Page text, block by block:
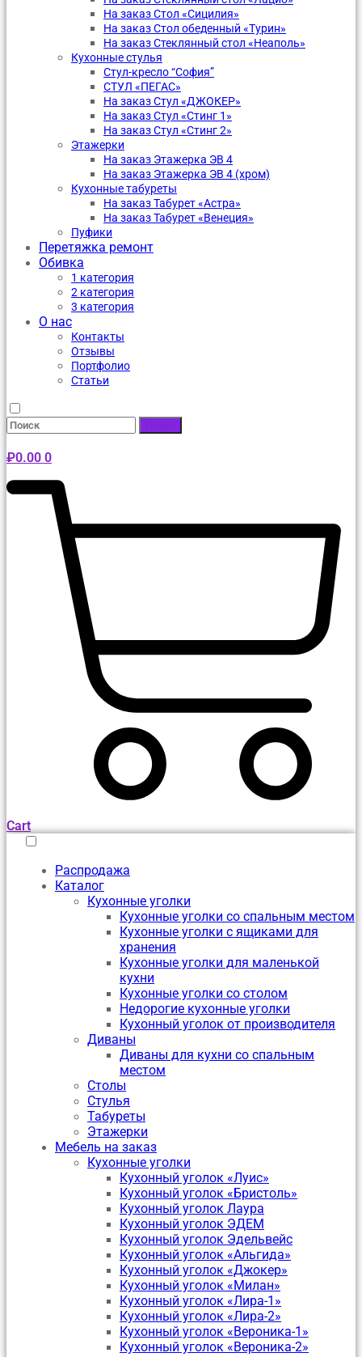
На заказ Стол «Сицилия»
На заказ Стол обеденный «Турин»
На заказ Стеклянный стол «Неаполь»
Кухонные стулья
Стул-кресло “София”
CТУЛ «ПЕГАС»
На заказ Стул «ДЖОКЕР»
На заказ Стул «Стинг 1»
На заказ Стул «Стинг 2»
Этажерки
На заказ Этажерка ЭВ 4
На заказ Этажерка ЭВ 4 (хром)
Кухонные табуреты
На заказ Табурет «Астра»
На заказ Табурет «Венеция»
Пуфики
Перетяжка ремонт
Обивка
1 категория
2 категория
3 категория
О нас
Контакты
Отзывы
Портфолио
Статьи
Поиск
₽0.00 0
Cart
Распродажа
Каталог
Кухонные уголки
Кухонные уголки со спальным местом
Кухонные уголки с ящиками для
хранения
Кухонные уголки для маленькой
кухни
Кухонные уголки со столом
Недорогие кухонные уголки
Кухонный уголок от производителя
Диваны
Диваны для кухни со спальным
местом
Столы
Стулья
Табуреты
Этажерки
Мебель на заказ
Кухонные уголки
Кухонный уголок «Луис»
Кухонный уголок «Бристоль»
Кухонный уголок Лаура
Кухонный уголок ЭДЕМ
Кухонный уголок Эдельвейс
Кухонный уголок «Альгида»
Кухонный уголок «Джокер»
Кухонный уголок «Милан»
Кухонный уголок «Лира-1»
Кухонный уголок «Лира-2»
Кухонный уголок «Вероника-1»
Кухонный уголок «Вероника-2»